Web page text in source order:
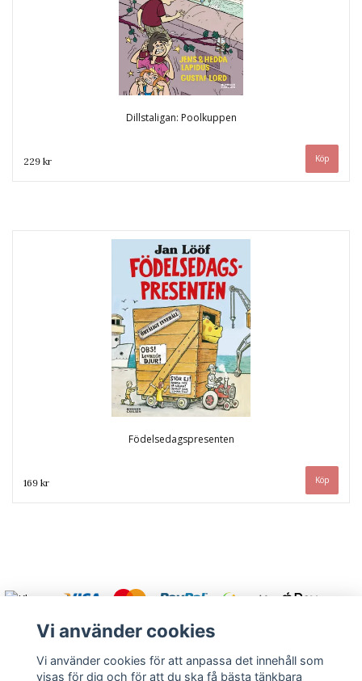
Dillstaligan: Poolkuppen
229 kr
Födelsedagspresenten
169 kr
Vi använder cookies
Vi använder cookies för att anpassa det innehåll som
visas för dig och för att du ska få bästa tänkbara